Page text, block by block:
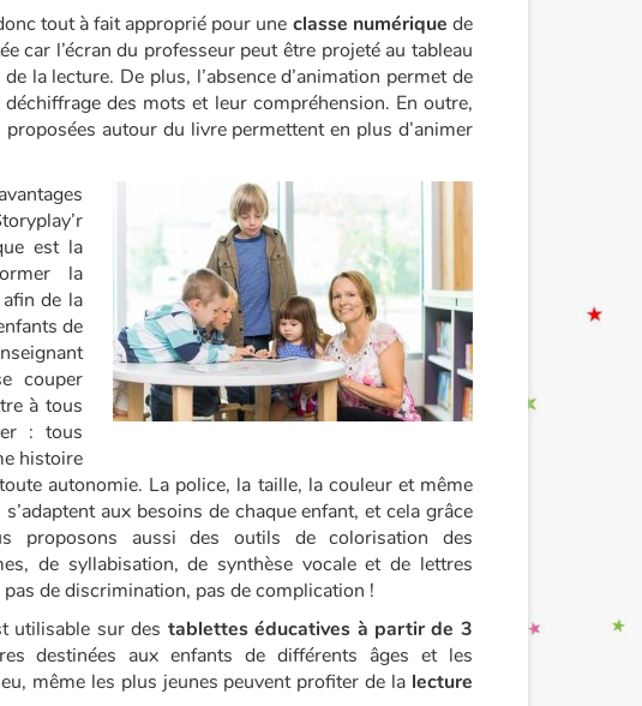
tout à fait approprié pour une classe numérique de
car l’écran du professeur peut être projeté au tableau
la lecture. De plus, l’absence d’animation permet de
des mots et leur compréhension. En outre,
autour du livre permettent en plus d’animer
est la
la
de la
de
couper
à tous
: tous
histoire
autonomie. La police, la taille, la couleur et même
s’adaptent aux besoins de chaque enfant, et cela grâce
proposons aussi des outils de colorisation des
de syllabisation, de synthèse vocale et de lettres
de discrimination, pas de complication !
utilisable sur des tablettes éducatives à partir de 3
destinées aux enfants de différents âges et les
même les plus jeunes peuvent profiter de la lecture